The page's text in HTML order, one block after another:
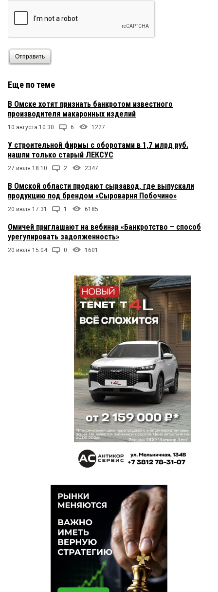
Отправить
Еще по теме
В Омске хотят признать банкротом известного
производителя макаронных изделий
10 августа 10:30 6 1227
У строительной фирмы с оборотами в 1,7 млрд руб.
нашли только старый ЛЕКСУС
27 июля 18:10 2 2347
В Омской области продают сырзавод, где выпускали
продукцию под брендом «Сыроварня Побочино»
20 июля 17:31 1 6185
Омичей приглашают на вебинар «Банкротство – способ
урегулировать задолженность»
20 июля 15:04 0 1601